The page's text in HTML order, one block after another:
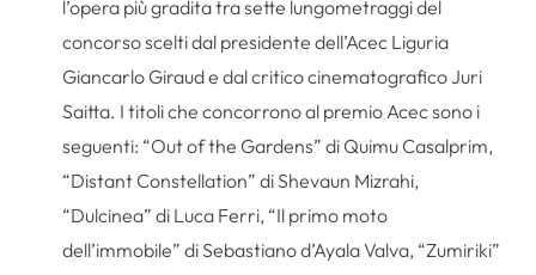
l’opera più gradita tra sette lungometraggi del
concorso scelti dal presidente dell’Acec Liguria
Giancarlo Giraud e dal critico cinematografico Juri
Saitta. I titoli che concorrono al premio Acec sono i
seguenti: “Out of the Gardens” di Quimu Casalprim,
“Distant Constellation” di Shevaun Mizrahi,
“Dulcinea” di Luca Ferri, “Il primo moto
dell’immobile” di Sebastiano d’Ayala Valva, “Zumiriki”